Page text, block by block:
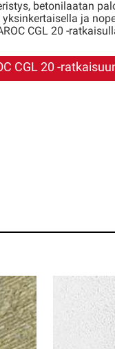
betonilaatan
ja
CGL 20 -
CGL 20 -